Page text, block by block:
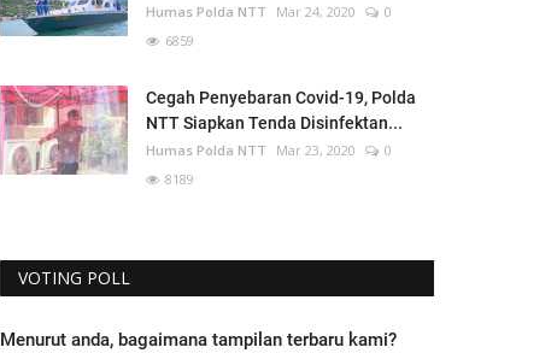
Humas Polda NTT Mar 24, 2020
0
6859
Cegah Penyebaran Covid-19, Polda
NTT Siapkan Tenda Disinfektan...
Humas Polda NTT Mar 23, 2020
0
8189
VOTING POLL
Menurut anda, bagaimana tampilan terbaru kami?